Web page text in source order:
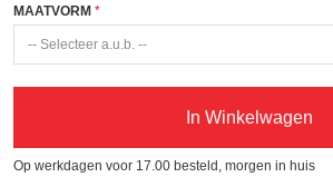
MAATVORM
In Winkelwagen
Op werkdagen voor 17.00 besteld, morgen in huis